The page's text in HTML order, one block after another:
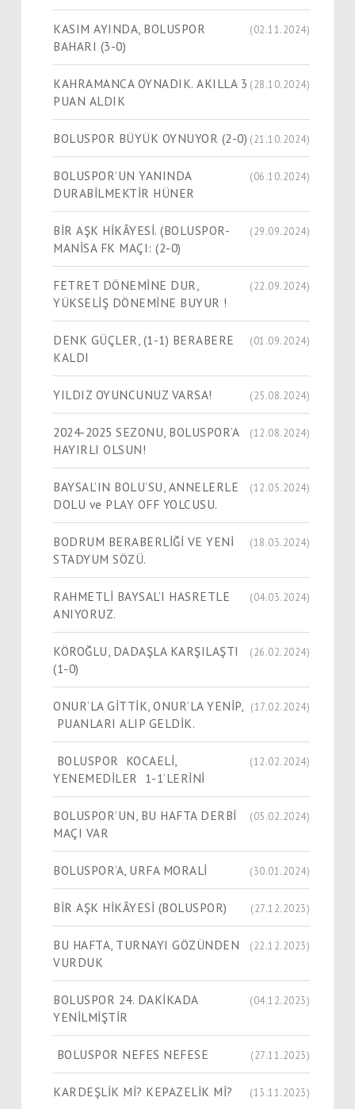
KASIM AYINDA, BOLUSPOR
BAHARI (3-0)
(02.11.2024)
KAHRAMANCA OYNADIK. AKILLA 3
PUAN ALDIK
(28.10.2024)
BOLUSPOR BÜYÜK OYNUYOR (2-0) (21.10.2024)
BOLUSPOR’UN YANINDA
DURABİLMEKTİR HÜNER
(06.10.2024)
BİR AŞK HİKÂYESİ. (BOLUSPOR-
MANİSA FK MAÇI: (2-0)
(29.09.2024)
FETRET DÖNEMİNE DUR,
YÜKSELİŞ DÖNEMİNE BUYUR !
(22.09.2024)
DENK GÜÇLER, (1-1) BERABERE
KALDI
(01.09.2024)
YILDIZ OYUNCUNUZ VARSA! (25.08.2024)
2024-2025 SEZONU, BOLUSPOR’A
HAYIRLI OLSUN!
(12.08.2024)
BAYSAL’IN BOLU’SU, ANNELERLE
DOLU ve PLAY OFF YOLCUSU.
(12.05.2024)
BODRUM BERABERLİĞİ VE YENİ
STADYUM SÖZÜ.
(18.03.2024)
RAHMETLİ BAYSAL’I HASRETLE
ANIYORUZ.
(04.03.2024)
KÖROĞLU, DADAŞLA KARŞILAŞTI
(1-0)
(26.02.2024)
ONUR’LA GİTTİK, ONUR’LA YENİP,
PUANLARI ALIP GELDİK.
(17.02.2024)
BOLUSPOR KOCAELİ,
YENEMEDİLER 1-1’LERİNİ
(12.02.2024)
BOLUSPOR’UN, BU HAFTA DERBİ
MAÇI VAR
(05.02.2024)
BOLUSPOR’A, URFA MORALİ (30.01.2024)
​​​​​​​BİR AŞK HİKÂYESİ (BOLUSPOR) (27.12.2023)
BU HAFTA, TURNAYI GÖZÜNDEN
VURDUK
(22.12.2023)
BOLUSPOR 24. DAKİKADA
YENİLMİŞTİR
(04.12.2023)
BOLUSPOR NEFES NEFESE (27.11.2023)
KARDEŞLİK Mİ? KEPAZELİK Mİ? (13.11.2023)